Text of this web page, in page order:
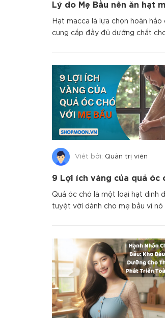
Lý do Mẹ Bầu nên ăn hạt
Hạt macca là lựa chọn hoàn hảo
cung cấp đầy đủ dưỡng chất
Viết bởi: Quản trị viên
Quả óc chó là một loại hạt dinh
tuyệt vời dành cho mẹ bầu vì nó